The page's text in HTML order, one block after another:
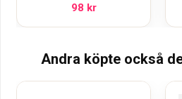
98 kr
Andra köpte också